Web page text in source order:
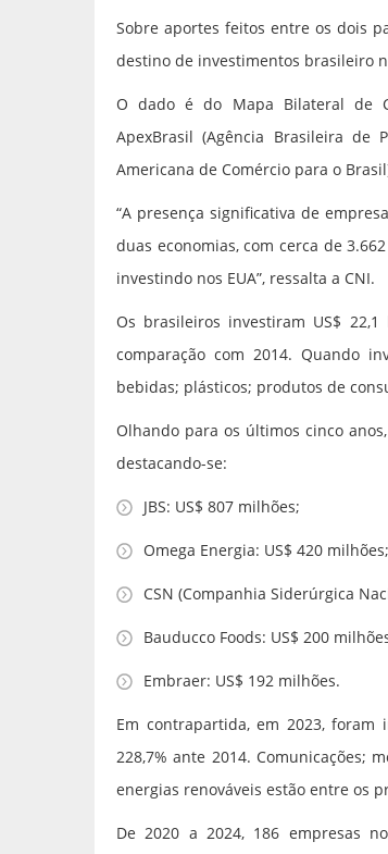
Sobre aportes feitos entre os dois
destino de investimentos brasileiro
O dado é do Mapa Bilateral de
ApexBrasil (Agência Brasileira de
Americana de Comércio para o
“A presença significativa de
duas economias, com cerca de
investindo nos EUA”, ressalta a CNI.
Os brasileiros investiram US$
comparação com 2014. Quando
bebidas; plásticos; produtos de
Olhando para os últimos cinco
destacando-se:
JBS: US$ 807 milhões;
Omega Energia: US$ 420 milhões;
CSN (Companhia Siderúrgica
Bauducco Foods: US$ 200
Embraer: US$ 192 milhões.
Em contrapartida, em 2023,
228,7% ante 2014. Comunicações;
energias renováveis estão entre os
De 2020 a 2024, 186 empresas